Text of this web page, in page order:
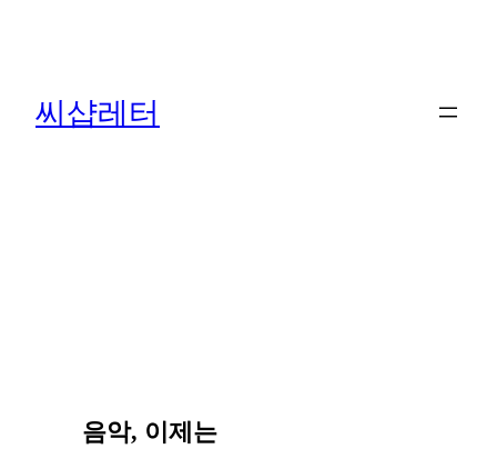
씨샵레터
음악, 이제는